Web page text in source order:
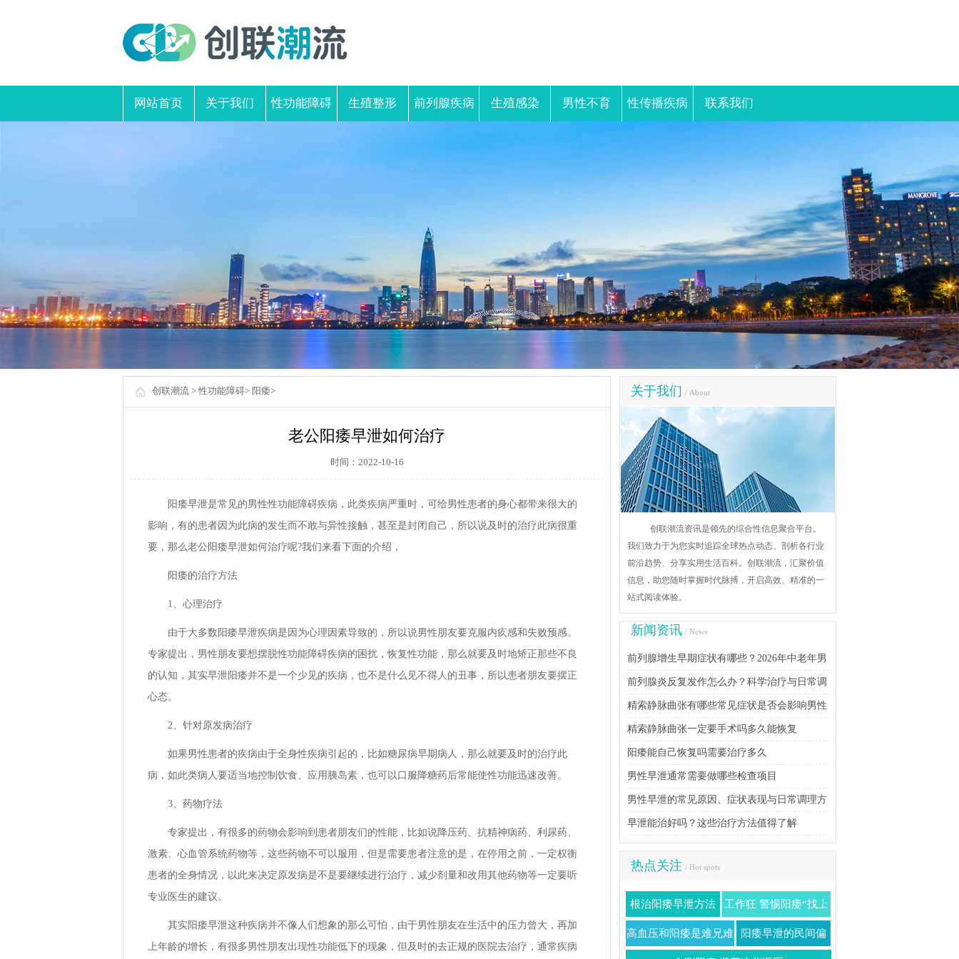
网站首页 关于我们 性功能障碍 生殖整形 前列腺疾病 生殖感染 男性不育 性传播疾病 联系我们
创联潮流 > 性功能障碍> 阳痿>
老公阳痿早泄如何治疗
时间：2022-10-16
阳痿早泄是常见的男性性功能障碍疾病，此类疾病严重时，可给男性患者的身心都带来很大的
影响，有的患者因为此病的发生而不敢与异性接触，甚至是封闭自己，所以说及时的治疗此病很重
要，那么老公阳痿早泄如何治疗呢?我们来看下面的介绍，
阳痿的治疗方法
1、心理治疗
由于大多数阳痿早泄疾病是因为心理因素导致的，所以说男性朋友要克服内疚感和失败预感。
专家提出，男性朋友要想摆脱性功能障碍疾病的困扰，恢复性功能，那么就要及时地矫正那些不良
的认知，其实早泄阳痿并不是一个少见的疾病，也不是什么见不得人的丑事，所以患者朋友要摆正
心态。
2、针对原发病治疗
如果男性患者的疾病由于全身性疾病引起的，比如糖尿病早期病人，那么就要及时的治疗此
病，如此类病人要适当地控制饮食、应用胰岛素，也可以口服降糖药后常能使性功能迅速改善。
3、药物疗法
专家提出，有很多的药物会影响到患者朋友们的性能，比如说降压药、抗精神病药、利尿药、
激素、心血管系统药物等，这些药物不可以服用，但是需要患者注意的是，在停用之前，一定权衡
患者的全身情况，以此来决定原发病是不是要继续进行治疗，减少剂量和改用其他药物等一定要听
专业医生的建议。
其实阳痿早泄这种疾病并不像人们想象的那么可怕，由于男性朋友在生活中的压力曾大，再加
上年龄的增长，有很多男性朋友出现性功能低下的现象，但及时的去正规的医院去治疗，通常疾病
关于我们 / About
创联潮流资讯是领先的综合性信息聚合平台。
我们致力于为您实时追踪全球热点动态、剖析各行业
前沿趋势、分享实用生活百科。创联潮流，汇聚价值
信息，助您随时掌握时代脉搏，开启高效、精准的一
站式阅读体验。
新闻资讯 / News
前列腺增生早期症状有哪些？2026年中老年男
性科学防治指南
前列腺炎反复发作怎么办？科学治疗与日常调
理方法详解
精索静脉曲张有哪些常见症状是否会影响男性
生育能力
精索静脉曲张一定要手术吗多久能恢复
阳痿能自己恢复吗需要治疗多久
男性早泄通常需要做哪些检查项目
男性早泄的常见原因、症状表现与日常调理方
法
早泄能治好吗？这些治疗方法值得了解
热点关注 / Hot spots
根治阳痿早泄方法 工作狂 警惕阳痿“找上
门”
高血压和阳痿是难兄难 阳痿早泄的民间偏